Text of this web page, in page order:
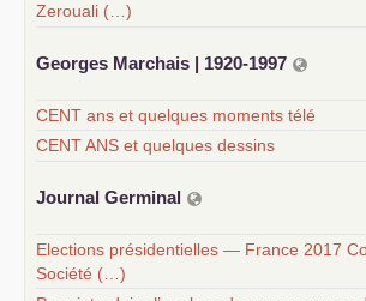
Zerouali (…)
Georges Marchais | 1920-1997
CENT ans et quelques moments télé
CENT ANS et quelques dessins
Journal Germinal
Elections présidentielles — France 2017
Société (…)